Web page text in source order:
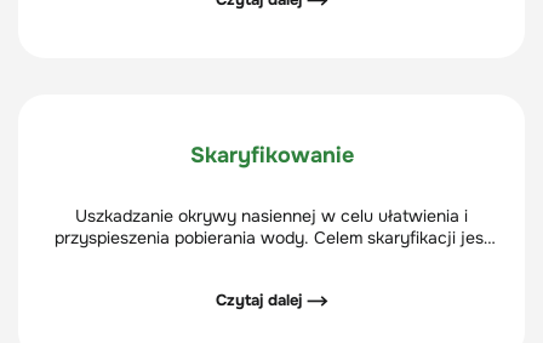
Skaryfikowanie
Uszkadzanie okrywy nasiennej w celu ułatwienia i
przyspieszenia pobierania wody. Celem skaryfikacji jest
Czytaj dalej ⟶